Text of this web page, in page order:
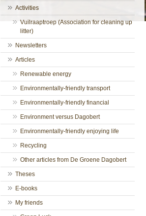
Activities
Vuilraaptroep (Association for cleaning up
litter)
Newsletters
Articles
Renewable energy
Environmentally-friendly transport
Environmentally-friendly financial
Environment versus Dagobert
Environmentally-friendly enjoying life
Recycling
Other articles from De Groene Dagobert
Theses
E-books
My friends